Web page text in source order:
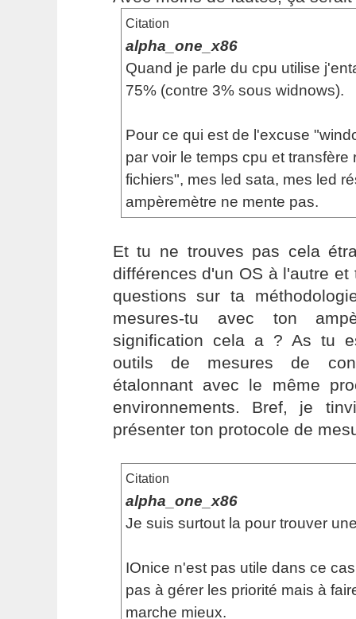
Citation
alpha_one_x86
Quand je parle du cpu utilise
75% (contre 3% sous widnows).
Pour ce qui est de l'excuse
par voir le temps cpu et transfère
fichiers", mes led sata, mes led
ampèremètre ne mente pas.
Et tu ne trouves pas cela
différences d'un OS à l'autre
questions sur ta
mesures-tu avec ton
signification cela a ? As tu
outils de mesures de
étalonnant avec le même
environnements. Bref, je
présenter ton protocole de
Citation
alpha_one_x86
Je suis surtout la pour trouver
IOnice n'est pas utile dans ce
pas à gérer les priorité mais à
marche mieux.